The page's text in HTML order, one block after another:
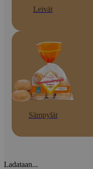
Leivät
Sämpylät
Ladataan...